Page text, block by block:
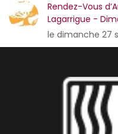
Rendez-Vous
Lagarrigue -
le dimanche 27